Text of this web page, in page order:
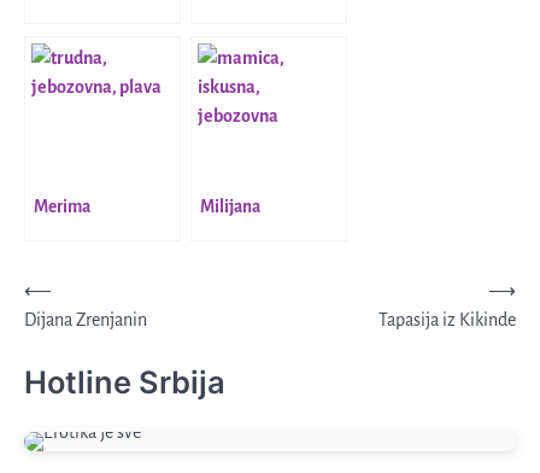
Merima Milijana
Kretanje
članka
⟵
Dijana Zrenjanin
Tapasija iz Kikinde
⟶
Hotline Srbija